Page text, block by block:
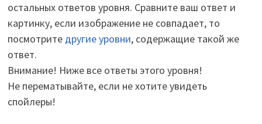
остальных ответов уровня. Сравните ваш ответ и
картинку, если изображение не совпадает, то
посмотрите другие уровни, содержащие такой же
ответ.
Внимание! Ниже все ответы этого уровня!
Не перематывайте, если не хотите увидеть
спойлеры!